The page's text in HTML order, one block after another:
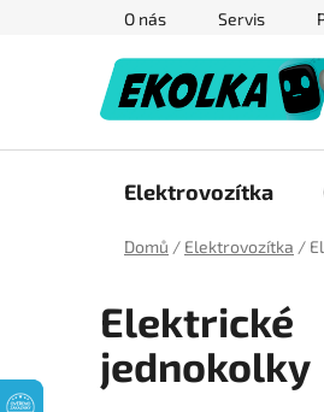
O nás Servis
Elektrovozítka
Domů / Elektrovozítka /
Elektrické
jednokolky